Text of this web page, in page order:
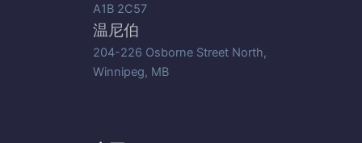
A1B 2C57
温尼伯
204-226 Osborne Street North,
Winnipeg, MB